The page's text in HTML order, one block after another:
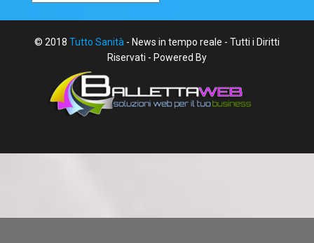
© 2018 Tutto Sanità - News in tempo reale - Tutti i Diritti
Riservati - Powered By